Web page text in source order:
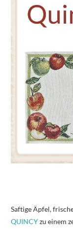
Saftige Äpfel,
QUINCYzu einem